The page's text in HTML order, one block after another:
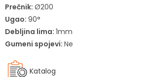
Prečnik: Ø200
Ugao: 90°
Debljina lima: 1mm
Gumeni spojevi: Ne
Katalog